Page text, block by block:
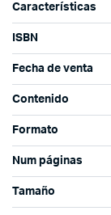
Características
ISBN
Fecha de venta
Contenido
Formato
Num páginas
Tamaño